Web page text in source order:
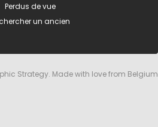
Perdus de vue
un ancien
Strategy. Made with love from Belgium